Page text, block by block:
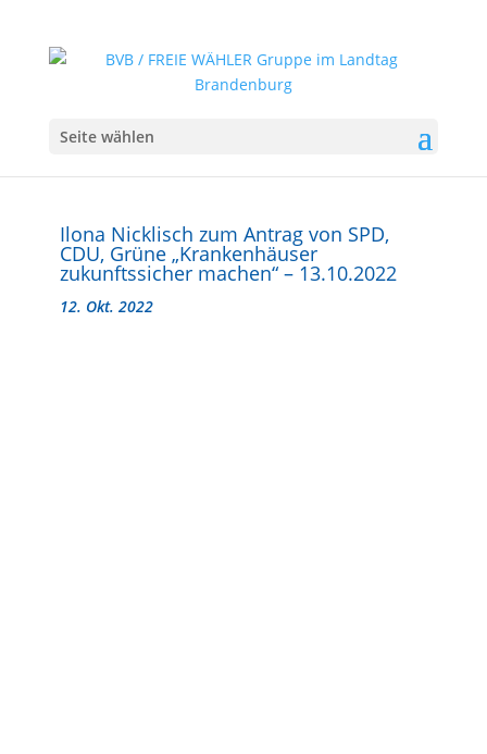
Seite wählen
Ilona Nicklisch zum Antrag von SPD,
CDU, Grüne „Krankenhäuser
zukunftssicher machen“ – 13.10.2022
12. Okt. 2022